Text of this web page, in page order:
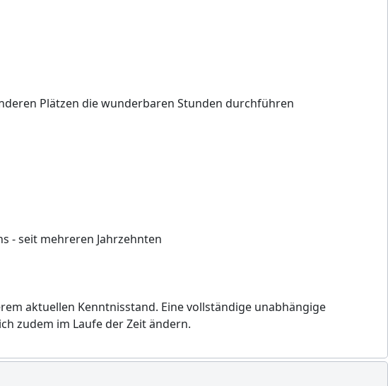
Plätzen die wunderbaren Stunden durchführen
- seit mehreren Jahrzehnten
aktuellen Kenntnisstand. Eine vollständige unabhängige
zudem im Laufe der Zeit ändern.